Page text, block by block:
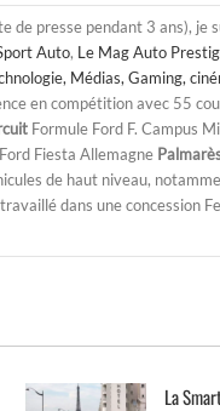
de presse pendant 3 ans), je
Auto, Le Mag Auto
Médias, Gaming,
en compétition avec 55
Formule Ford F. Campus
Fiesta Allemagne
de haut niveau,
dans une concession
La